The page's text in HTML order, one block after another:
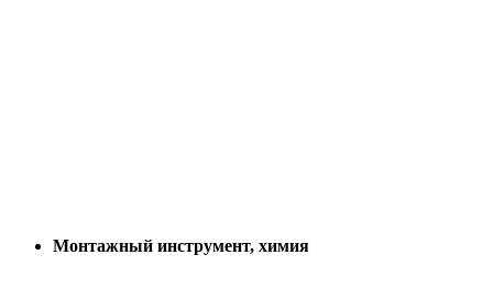
Монтажный инструмент, химия